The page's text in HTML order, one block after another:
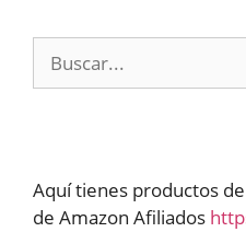
Aquí tienes productos de
de Amazon Afiliados